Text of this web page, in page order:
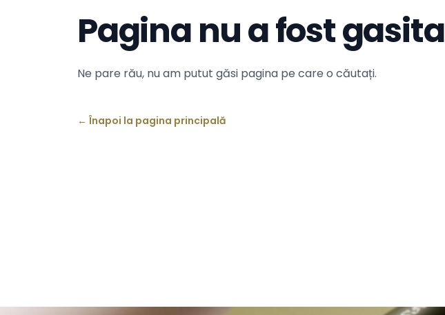
Pagina nu a fost gasita
Ne pare rău, nu am putut găsi pagina pe care o căutați.
← Înapoi la pagina principală